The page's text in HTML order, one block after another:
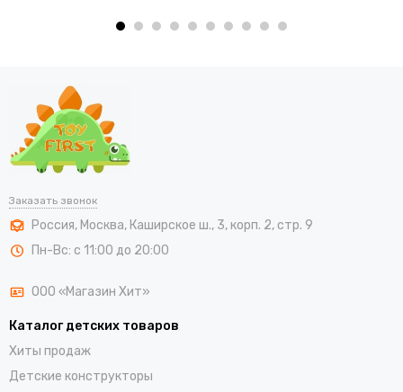
Заказать звонок
Россия, Москва, Каширское ш., 3, корп. 2, стр. 9
Пн-Вс: с 11:00 до 20:00
ООО «Магазин Хит»
Каталог детских товаров
Хиты продаж
Детские конструкторы